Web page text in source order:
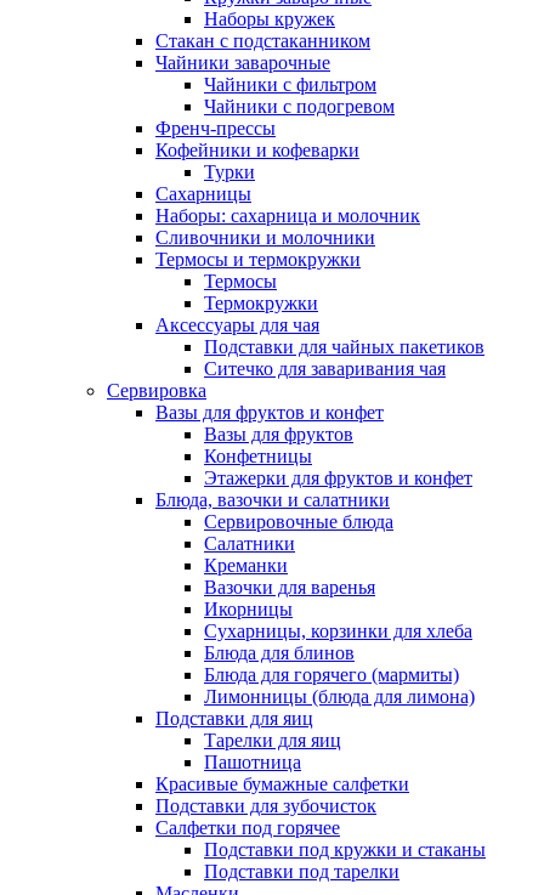
Наборы кружек
Стакан с подстаканником
Чайники заварочные
Чайники с фильтром
Чайники с подогревом
Френч-прессы
Кофейники и кофеварки
Турки
Сахарницы
Наборы: сахарница и молочник
Сливочники и молочники
Термосы и термокружки
Термосы
Термокружки
Аксессуары для чая
Подставки для чайных пакетиков
Ситечко для заваривания чая
Сервировка
Вазы для фруктов и конфет
Вазы для фруктов
Конфетницы
Этажерки для фруктов и конфет
Блюда, вазочки и салатники
Сервировочные блюда
Салатники
Креманки
Вазочки для варенья
Икорницы
Сухарницы, корзинки для хлеба
Блюда для блинов
Блюда для горячего (мармиты)
Лимонницы (блюда для лимона)
Подставки для яиц
Тарелки для яиц
Пашотница
Красивые бумажные салфетки
Подставки для зубочисток
Салфетки под горячее
Подставки под кружки и стаканы
Подставки под тарелки